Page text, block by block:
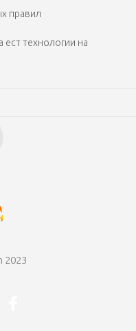
правил
ест технологии на
2023